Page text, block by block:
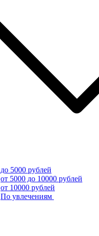
до 5000 рублей
от 5000 до 10000 рублей
от 10000 рублей
По увлечениям